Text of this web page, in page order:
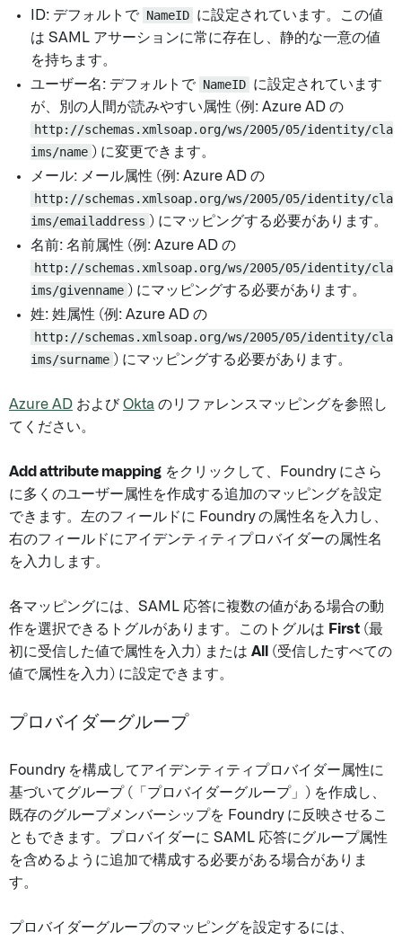
ID: デフォルトで NameID に設定されています。この値
は SAML アサーションに常に存在し、静的な一意の値
を持ちます。
ユーザー名: デフォルトで NameID に設定されています
が、別の人間が読みやすい属性 (例: Azure AD の
http://schemas.xmlsoap.org/ws/2005/05/identity/cla
ims/name ) に変更できます。
メール: メール属性 (例: Azure AD の
http://schemas.xmlsoap.org/ws/2005/05/identity/cla
ims/emailaddress ) にマッピングする必要があります。
名前: 名前属性 (例: Azure AD の
http://schemas.xmlsoap.org/ws/2005/05/identity/cla
ims/givenname ) にマッピングする必要があります。
姓: 姓属性 (例: Azure AD の
http://schemas.xmlsoap.org/ws/2005/05/identity/cla
ims/surname ) にマッピングする必要があります。
Azure AD およびOkta のリファレンスマッピングを参照し
てください。
Add attribute mapping をクリックして、Foundry にさら
に多くのユーザー属性を作成する追加のマッピングを設定
できます。左のフィールドに Foundry の属性名を入力し、
右のフィールドにアイデンティティプロバイダーの属性名
を入力します。
各マッピングには、SAML 応答に複数の値がある場合の動
作を選択できるトグルがあります。このトグルは First (最
初に受信した値で属性を入力) または All
(受信したすべての
値で属性を入力) に設定できます。
プロバイダーグループ
Foundry を構成してアイデンティティプロバイダー属性に
基づいてグループ (「プロバイダーグループ」) を作成し、
既存のグループメンバーシップを Foundry に反映させるこ
ともできます。プロバイダーに SAML 応答にグループ属性
を含めるように追加で構成する必要がある場合がありま
す。
プロバイダーグループのマッピングを設定するには、